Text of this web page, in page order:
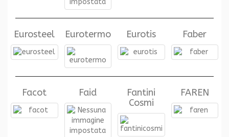
Eurosteel Eurotermo Eurotis Faber
Facot Faid
Fantini
Cosmi
FAREN